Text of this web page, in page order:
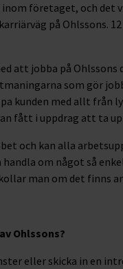
företaget, och det
på Ohlssons.
att jobba på
som gör
kunden med allt från
fått i uppdrag att ta
och kan alla
handla om något så
man om det finns
Ohlssons?
eller skicka in en